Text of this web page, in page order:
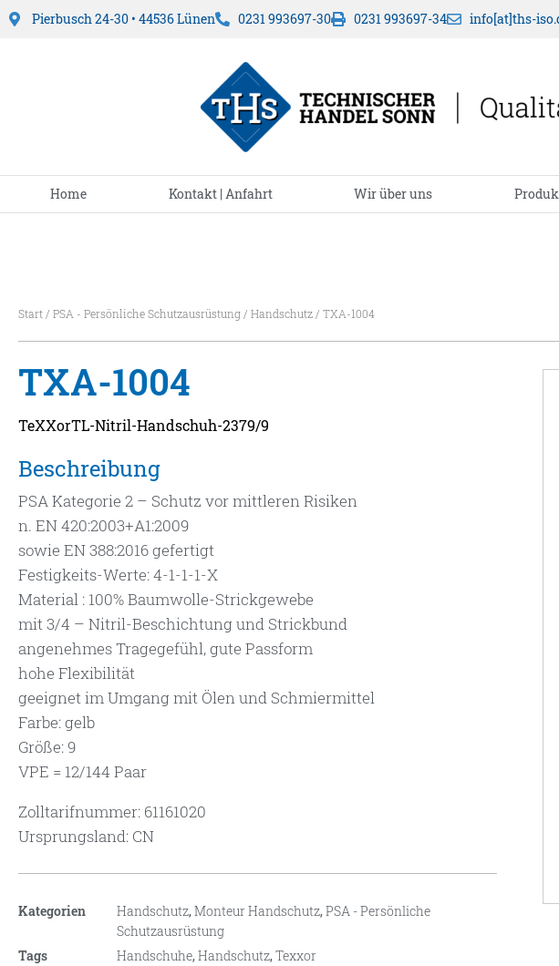
Pierbusch 24-30 • 44536 Lünen 0231 993697-30 0231 993697-34 info[at]ths-
Home Kontakt | Anfahrt Wir über uns
Start / PSA - Persönliche Schutzausrüstung / Handschutz / TXA-1004
TXA-1004
TeXXorTL-Nitril-Handschuh-2379/9
Beschreibung
PSA Kategorie 2 – Schutz vor mittleren Risiken
n. EN 420:2003+A1:2009
sowie EN 388:2016 gefertigt
Festigkeits-Werte: 4-1-1-1-X
Material : 100% Baumwolle-Strickgewebe
mit 3/4 – Nitril-Beschichtung und Strickbund
angenehmes Tragegefühl, gute Passform
hohe Flexibilität
geeignet im Umgang mit Ölen und Schmiermittel
Farbe: gelb
Größe: 9
VPE = 12/144 Paar
Zolltarifnummer: 61161020
Ursprungsland: CN
Kategorien Handschutz,Monteur Handschutz,PSA - Persönliche
Schutzausrüstung
Tags
Handschuhe,Handschutz,Texxor